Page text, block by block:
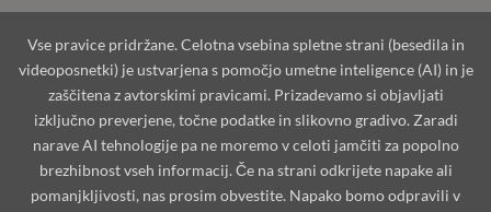
Vse pravice pridržane. Celotna vsebina spletne strani (besedila in
videoposnetki) je ustvarjena s pomočjo umetne inteligence (AI) in je
zaščitena z avtorskimi pravicami. Prizadevamo si objavljati
izključno preverjene, točne podatke in slikovno gradivo. Zaradi
narave AI tehnologije pa ne moremo v celoti jamčiti za popolno
brezhibnost vseh informacij. Če na strani odkrijete napake ali
pomanjkljivosti, nas prosim obvestite. Napako bomo odpravili v